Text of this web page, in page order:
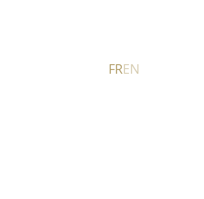
FREN